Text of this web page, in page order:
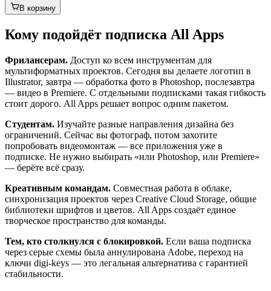
В корзину
Кому подойдёт подписка All Apps
Фрилансерам. Доступ ко всем инструментам для
мультиформатных проектов. Сегодня вы делаете логотип в
Illustrator, завтра — обработка фото в Photoshop, послезавтра
— видео в Premiere. С отдельными подписками такая гибкость
стоит дорого. All Apps решает вопрос одним пакетом.
Студентам. Изучайте разные направления дизайна без
ограничений. Сейчас вы фотограф, потом захотите
попробовать видеомонтаж — все приложения уже в
подписке. Не нужно выбирать «или Photoshop, или Premiere»
— берёте всё сразу.
Креативным командам. Совместная работа в облаке,
синхронизация проектов через Creative Cloud Storage, общие
библиотеки шрифтов и цветов. All Apps создаёт единое
творческое пространство для команды.
Тем, кто столкнулся с блокировкой. Если ваша подписка
через серые схемы была аннулирована Adobe, переход на
ключи digi-keys — это легальная альтернатива с гарантией
стабильности.